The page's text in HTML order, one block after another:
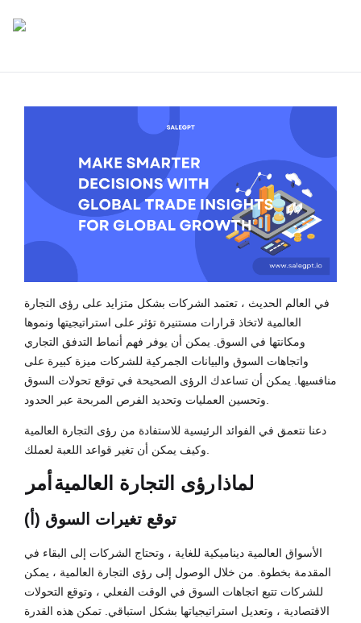
في العالم الحديث ، تعتمد الشركات بشكل متزايد على رؤى التجارة
العالمية لاتخاذ قرارات مستنيرة تؤثر على استراتيجيتها ونموها
ومكانتها في السوق. يمكن أن يوفر فهم أنماط التدفق التجاري
واتجاهات السوق والبيانات الجمركية للشركات ميزة كبيرة على
منافسيها. يمكن أن تساعدك الرؤى الصحيحة في توقع تحولات السوق
وتحسين العمليات وتحديد الفرص المربحة عبر الحدود.
دعنا نتعمق في الفوائد الرئيسية للاستفادة من رؤى التجارة العالمية
وكيف يمكن أن تغير قواعد اللعبة لعملك.
لماذا رؤى التجارة العالمية أمر
(أ) توقع تغيرات السوق
الأسواق العالمية ديناميكية للغاية ، وتحتاج الشركات إلى البقاء في
المقدمة بخطوة. من خلال الوصول إلى رؤى التجارة العالمية ، يمكن
للشركات تتبع اتجاهات السوق في الوقت الفعلي ، وتوقع التحولات
الاقتصادية ، وتعديل استراتيجياتها بشكل استباقي. تمكن هذه القدرة